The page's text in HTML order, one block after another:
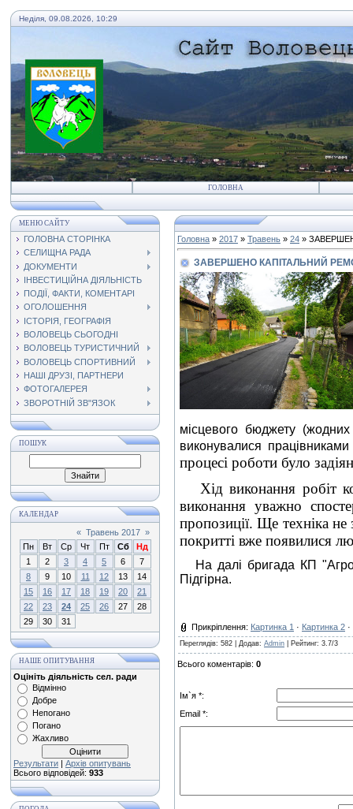
Неділя, 09.08.2026, 10:29
ГОЛОВНА
МЕНЮ САЙТУ
ГОЛОВНА СТОРІНКА
СЕЛИЩНА РАДА
ДОКУМЕНТИ
ІНВЕСТИЦІЙНА ДІЯЛЬНІСТЬ
ПОДІЇ, ФАКТИ, КОМЕНТАРІ
ОГОЛОШЕННЯ
ІСТОРІЯ, ГЕОГРАФІЯ
ВОЛОВЕЦЬ СЬОГОДНІ
ВОЛОВЕЦЬ ТУРИСТИЧНИЙ
ВОЛОВЕЦЬ СПОРТИВНИЙ
НАШІ ДРУЗІ, ПАРТНЕРИ
ФОТОГАЛЕРЕЯ
ЗВОРОТНІЙ ЗВ"ЯЗОК
ПОШУК
КАЛЕНДАР
« Травень 2017 »
Пн
Вт Ср Чт Пт Сб
Нд
1
2 3 4 5 6
7
8
9 10 11 12 13
14
15
16 17 18 19 20
21
22
23 24 25 26 27
28
29
30 31
НАШЕ ОПИТУВАННЯ
Оцініть діяльність сел. ради
Відмінно
Добре
Непогано
Погано
Жахливо
Результати | Архів опитувань
Всього відповідей: 933
Головна » 2017 » Травень » 24 »
ЗАВЕРШЕНО КАПІТАЛЬНИЙ
місцевого бюджету
виконувалися
процесі роботи було
Хід виконання робіт
виконання уважно
пропозиції. Ще техніка
покритті вже появилися
На далі бригада КП
Підгірна.
Прикріплення: Картинка 1 · Картинка 2 ·
Переглядів: 582 | Додав: Admin Рейтинг: 3.7/3
Всього коментарів: 0
Ім`я *:
Email *: